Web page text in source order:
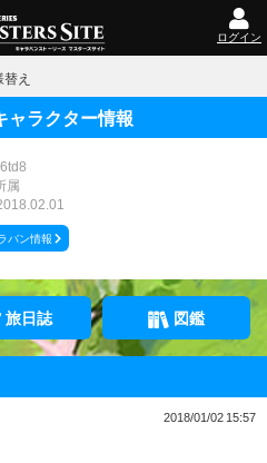
ログイン
え
ャラクター情報
属
バン情報
旅日誌 図鑑
2018/01/02 15:57